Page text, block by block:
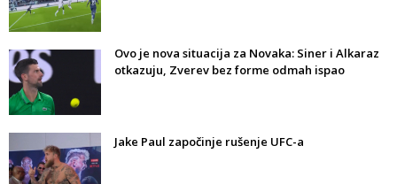
Ovo je nova situacija za Novaka: Siner i Alkaraz
otkazuju, Zverev bez forme odmah ispao
Jake Paul započinje rušenje UFC-a